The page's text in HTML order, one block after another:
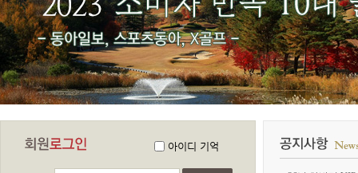
아이디 기억